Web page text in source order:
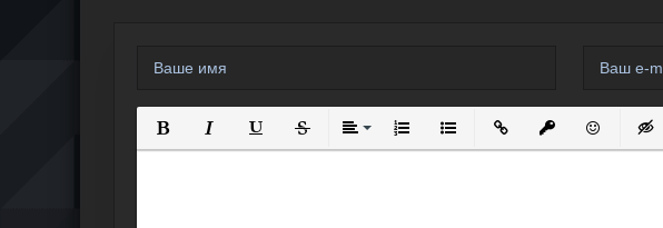
Полужирный
КурсивПодчеркнутый
ЗачеркнутыйВыравнивание
Нумерованный список
Маркированный список
Вставить ссылку
ВставитьВставить